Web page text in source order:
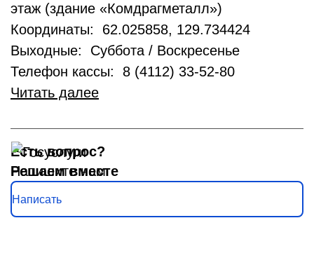
этаж (здание «Комдрагметалл»)
Координаты: 62.025858, 129.734424
Выходные: Суббота / Воскресенье
Телефон кассы: 8 (4112) 33-52-80
Читать далее
Решаем вместе
Есть вопрос?
Напишите нам
Написать